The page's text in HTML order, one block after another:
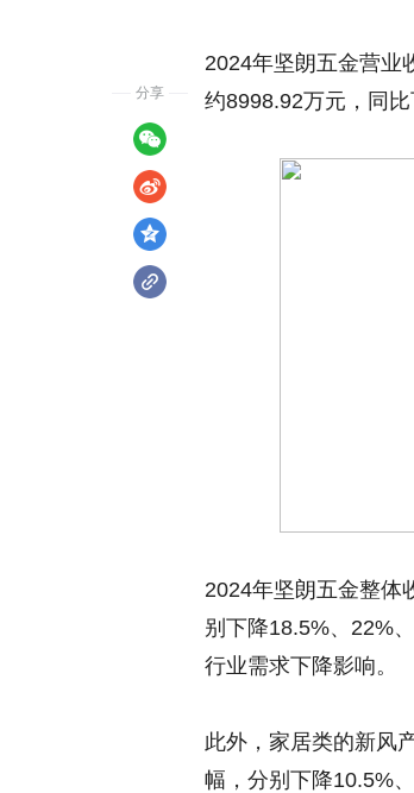
2024年坚朗五金营业
约8998.92万元，同比
2024年坚朗五金整体
别下降18.5%、22%
行业需求下降影响。
此外，家居类的新风
幅，分别下降10.5%
分享